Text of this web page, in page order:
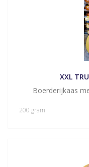
XXL
Boerderijkaas
200 gram